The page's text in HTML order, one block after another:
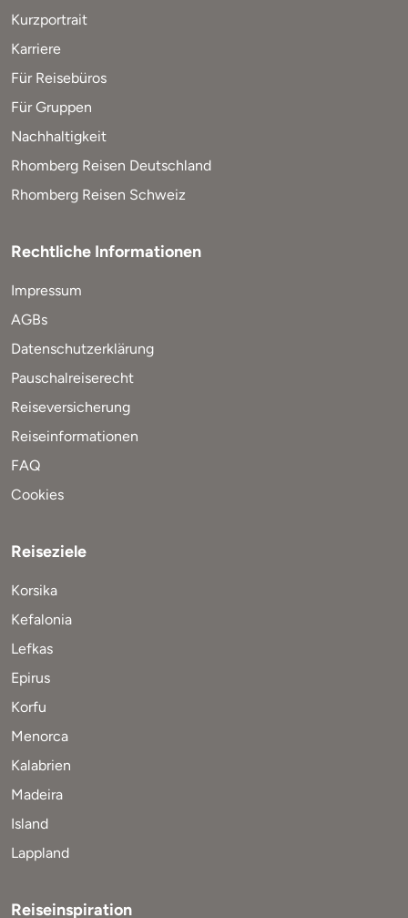
Kurzportrait
Karriere
Für Reisebüros
Für Gruppen
Nachhaltigkeit
Rhomberg Reisen Deutschland
Rhomberg Reisen Schweiz
Rechtliche Informationen
Impressum
AGBs
Datenschutzerklärung
Pauschalreiserecht
Reiseversicherung
Reiseinformationen
FAQ
Cookies
Reiseziele
Korsika
Kefalonia
Lefkas
Epirus
Korfu
Menorca
Kalabrien
Madeira
Island
Lappland
Reiseinspiration